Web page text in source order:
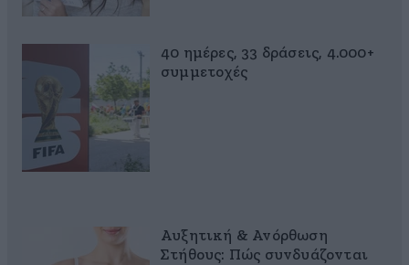
40 ημέρες, 33 δράσεις, 4.000+
συμμετοχές
Αυξητική & Ανόρθωση
Στήθους: Πώς συνδυάζονται